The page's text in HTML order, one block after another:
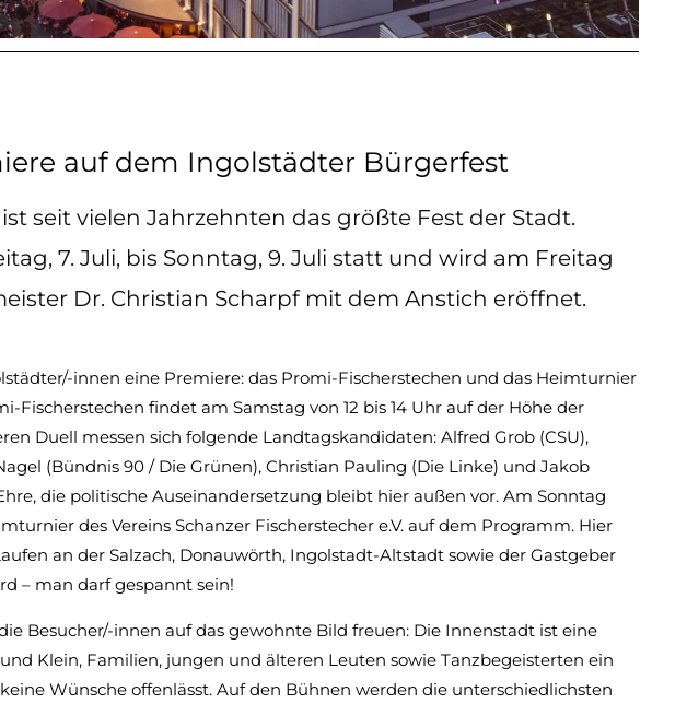
auf dem Ingolstädter Bürgerfest
seit vielen Jahrzehnten das größte Fest der Stadt.
7. Juli, bis Sonntag, 9. Juli statt und wird am Freitag
Dr. Christian Scharpf mit dem Anstich eröffnet.
innen eine Premiere: das Promi-Fischerstechen und das Heimturnier
Fischerstechen findet am Samstag von 12 bis 14 Uhr auf der Höhe der
Duell messen sich folgende Landtagskandidaten: Alfred Grob (CSU),
(Bündnis 90 / Die Grünen), Christian Pauling (Die Linke) und Jakob
die politische Auseinandersetzung bleibt hier außen vor. Am Sonntag
des Vereins Schanzer Fischerstecher e.V. auf dem Programm. Hier
an der Salzach, Donauwörth, Ingolstadt-Altstadt sowie der Gastgeber
– man darf gespannt sein!
Besucher/-innen auf das gewohnte Bild freuen: Die Innenstadt ist eine
Klein, Familien, jungen und älteren Leuten sowie Tanzbegeisterten ein
Wünsche offenlässt. Auf den Bühnen werden die unterschiedlichsten